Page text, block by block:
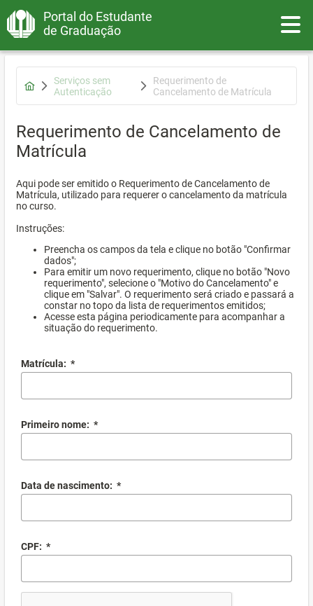
Portal do Estudante
de Graduação
Serviços sem
Autenticação
Requerimento de
Cancelamento de Matrícula
Requerimento de Cancelamento de
Matrícula
Aqui pode ser emitido o Requerimento de Cancelamento de
Matrícula, utilizado para requerer o cancelamento da matrícula
no curso.
Instruções:
Preencha os campos da tela e clique no botão "Confirmar
dados";
Para emitir um novo requerimento, clique no botão "Novo
requerimento", selecione o "Motivo do Cancelamento" e
clique em "Salvar". O requerimento será criado e passará a
constar no topo da lista de requerimentos emitidos;
Acesse esta página periodicamente para acompanhar a
situação do requerimento.
Matrícula: *
Primeiro nome: *
Data de nascimento: *
CPF: *